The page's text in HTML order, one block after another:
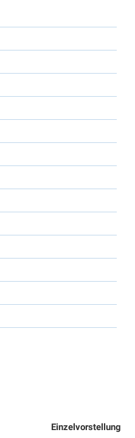
Einzelvorstellung